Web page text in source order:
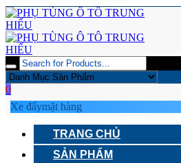
0
Xe đẩymặt hàng
TRANG CHỦ
SẢN PHẨM